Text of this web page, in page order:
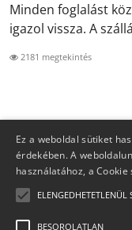
Minden foglalást
igazol vissza. A
2181 megtekintés
Ez a weboldal sütiket
érdekében. A
használatához, a
ELENGEDHETETLENÜL
BESOROLATLAN